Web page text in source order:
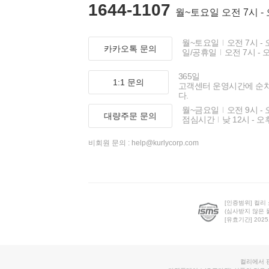
1644-1107 월~토요일 오전 7시 -
카카오톡 문의
월~토요일
오전 7시 -
일/공휴일
오전 7시 -
1:1 문의
365일
고객센터 운영시간에 순
다.
대량주문 문의
월~금요일
오전 9시 -
점심시간
낮 12시 - 오
비회원 문의 : help@kurlycorp.com
[인증범위] 컬리
(심사받지 않은
[유효기간]
컬리에서